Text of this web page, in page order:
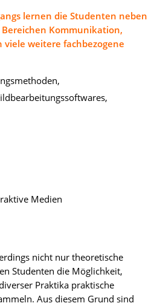
lernen die Studenten neben
Kommunikation,
weitere fachbezogene
Medien
nicht nur theoretische
Studenten die Möglichkeit,
Praktika praktische
Aus diesem Grund sind